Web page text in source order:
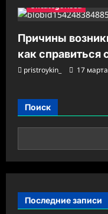
Uncategorised
Причины
как справиться
pristroykin_ 17
Поиск
Последние записи